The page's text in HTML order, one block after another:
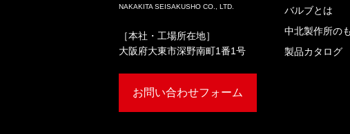
NAKAKITA SEISAKUSHO CO., LTD.
［本社・工場所在地］
大阪府大東市深野南町1番1号
お問い合わせフォーム
バルブとは
中北製作所の
製品カタログ